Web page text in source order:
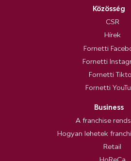
Közösség
CSR
Hírek
Fornetti
Fornetti
Fornetti
Fornetti
Business
A franchise
Hogyan lehetek
Retail